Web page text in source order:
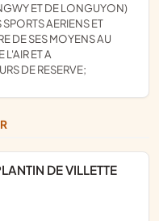
ET DE LONGUYON)
AERIENS ET
DE SES MOYENS AU
L'AIR ET A
DE RESERVE;
DE VILLETTE